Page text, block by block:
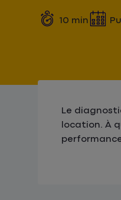
10 min
Le
location. À